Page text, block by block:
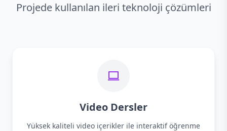
Projede kullanılan ileri teknoloji çözümleri
Video Dersler
Yüksek kaliteli video içerikler ile interaktif öğrenme